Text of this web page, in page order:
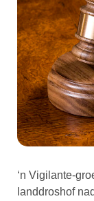
‘n Vigilante-
landdroshof